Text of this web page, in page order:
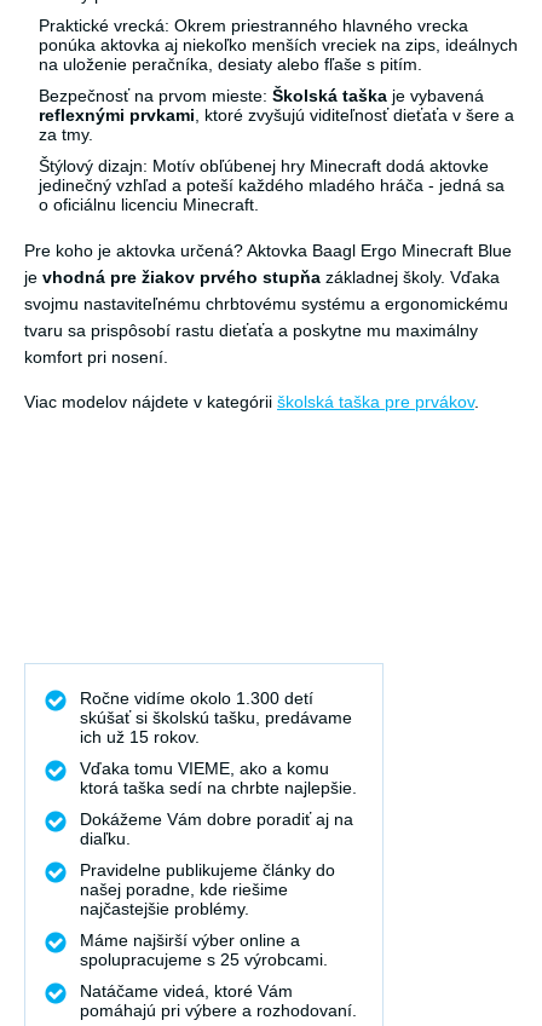
Praktické vrecká: Okrem priestranného hlavného vrecka
ponúka aktovka aj niekoľko menších vreciek na zips, ideálnych
na uloženie peračníka, desiaty alebo fľaše s pitím.
Bezpečnosť na prvom mieste: Školská taška je vybavená
reflexnými prvkami, ktoré zvyšujú viditeľnosť dieťaťa v šere a
za tmy.
Štýlový dizajn: Motív obľúbenej hry Minecraft dodá aktovke
jedinečný vzhľad a poteší každého mladého hráča - jedná sa
o oficiálnu licenciu Minecraft.
Pre koho je aktovka určená? Aktovka Baagl Ergo Minecraft Blue
je vhodná pre žiakov prvého stupňa základnej školy. Vďaka
svojmu nastaviteľnému chrbtovému systému a ergonomickému
tvaru sa prispôsobí rastu dieťaťa a poskytne mu maximálny
komfort pri nosení.
Viac modelov nájdete v kategórii školská taška pre prvákov.
Ročne vidíme okolo 1.300 detí
skúšať si školskú tašku, predávame
ich už 15 rokov.
Vďaka tomu VIEME, ako a komu
ktorá taška sedí na chrbte najlepšie.
Dokážeme Vám dobre poradiť aj na
diaľku.
Pravidelne publikujeme články do
našej poradne, kde riešime
najčastejšie problémy.
Máme najširší výber online a
spolupracujeme s 25 výrobcami.
Natáčame videá, ktoré Vám
pomáhajú pri výbere a rozhodovaní.